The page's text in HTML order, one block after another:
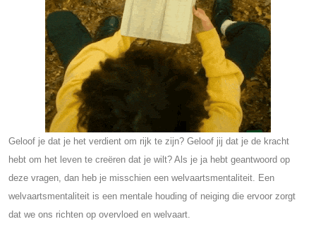
Geloof je dat je het verdient om rijk te zijn? Geloof jij dat je de kracht
hebt om het leven te creëren dat je wilt? Als je ja hebt geantwoord op
deze vragen, dan heb je misschien een welvaartsmentaliteit. Een
welvaartsmentaliteit is een mentale houding of neiging die ervoor zorgt
dat we ons richten op overvloed en welvaart.